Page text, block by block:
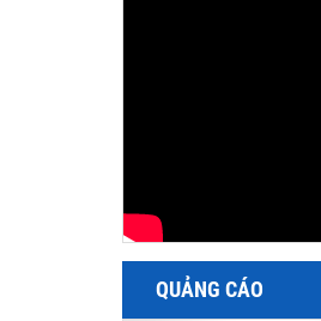
QUẢNG CÁO